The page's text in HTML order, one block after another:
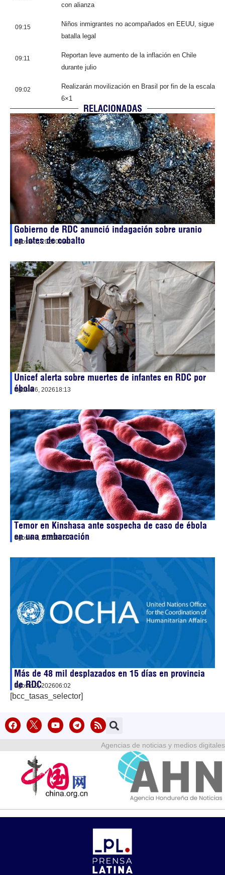
con alianza
09:15
Niños inmigrantes no acompañados en EEUU, sigue
batalla legal
09:11
Reportan leve aumento de la inflación en Chile
durante julio
09:02
Realizarán movilización en Brasil por fin de la escala
6×1
RELACIONADAS
Gobierno de RDC anunció indagación sobre uranio
en lotes de cobalto
agosto 7, 202600:40
Unicef alerta sobre muertes de infantes en RDC por
ébola
agosto 6, 202618:13
Temor en Kinshasa ante sospecha de caso de ébola
en una embarcación
agosto 6, 202600:37
Más de 48 mil desplazados en 15 días en provincia
de RDC
agosto 5, 202606:02
[bcc_tasas_selector]
Agencias de noticias y medios digitales